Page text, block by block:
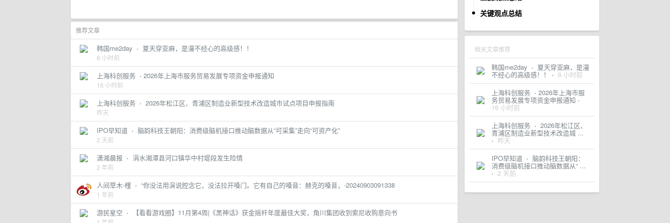
关键观点总结
相关文章推荐
韩国me2day · 夏天穿亚麻，是漫
不经心的高级感！！ · 8 小时前
上海科创服务 · ​2026年上海市服
务贸易发展专项资金申报通知 ·
16 小时前
上海科创服务 · 2026年松江区、
青浦区制造业新型技术改造城 ...
· 昨天
IPO早知道 · 脑韵科技王朝阳：
消费级脑机接口推动脑数据从“ ...
· 2 天前
推荐文章
韩国me2day · 夏天穿亚麻，是漫不经心的高级感！！
8 小时前
上海科创服务 · ​2026年上海市服务贸易发展专项资金申报通知
16 小时前
上海科创服务 · 2026年松江区、青浦区制造业新型技术改造城市试点项目申报指南
昨天
IPO早知道 · 脑韵科技王朝阳：消费级脑机接口推动脑数据从“可采集”走向“可资产化”
2 天前
潇湘晨报 · 涓水湘潭县河口镇华中村堤段发生险情
2 年前
人间草木-槿 · “你没法用演说腔念它，没法拉开嗓门。它有自己的嗓音：赫克的嗓音，-20240903091338
1 年前
游民星空 · 【看看游戏圈】11月第4周|《黑神话》获金摇杆年度最佳大奖，角川集团收到索尼收购意向书